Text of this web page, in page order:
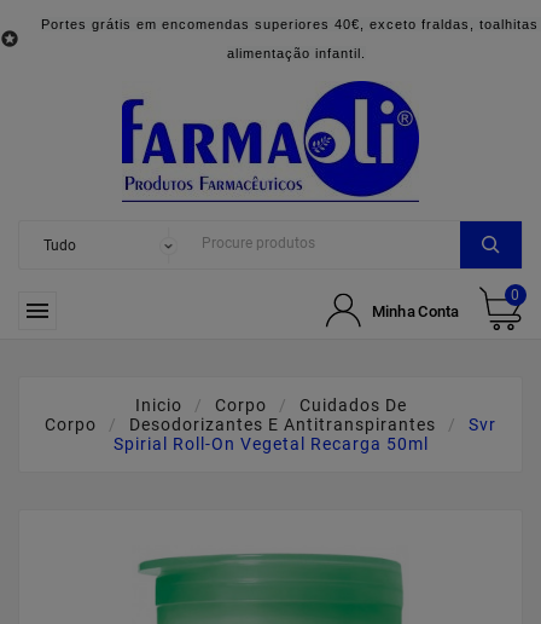

Portes grátis em encomendas superiores 40€, exceto fraldas, toalhitas
alimentação infantil.
 Minha Conta
0
Inicio Corpo
Cuidados De
Corpo
Desodorizantes E Antitranspirantes
Svr
Spirial Roll-On Vegetal Recarga 50ml